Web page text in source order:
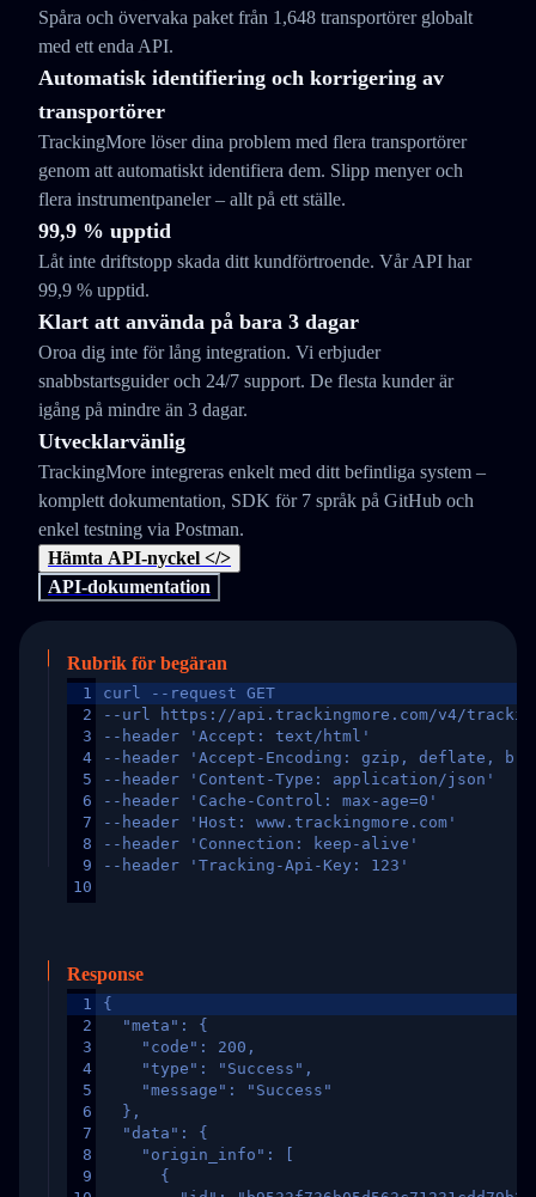
Spåra och övervaka paket från 1,648 transportörer globalt
med ett enda API.
Automatisk identifiering och korrigering av
transportörer
TrackingMore löser dina problem med flera transportörer
genom att automatiskt identifiera dem. Slipp menyer och
flera instrumentpaneler – allt på ett ställe.
99,9 % upptid
Låt inte driftstopp skada ditt kundförtroende. Vår API har
99,9 % upptid.
Klart att använda på bara 3 dagar
Oroa dig inte för lång integration. Vi erbjuder
snabbstartsguider och 24/7 support. De flesta kunder är
igång på mindre än 3 dagar.
Utvecklarvänlig
TrackingMore integreras enkelt med ditt befintliga system –
komplett dokumentation, SDK för 7 språk på GitHub och
enkel testning via Postman.
Hämta API-nyckel </>
API-dokumentation
Rubrik för begäran
1
2
3
4
5
6
7
8
9
10
curl --request GET
--url https://api.trackingmore.com/v4/trackings/
--header 'Accept: text/html'
--header 'Accept-Encoding: gzip, deflate,
--header 'Content-Type: application/json'
--header 'Cache-Control: max-age=0'
--header 'Host: www.trackingmore.com'
--header 'Connection: keep-alive'
--header 'Tracking-Api-Key: 123'
Response
1
2
3
4
5
6
7
8
9
{
  "meta": {
    "code": 200,
    "type": "Success",
    "message": "Success"
  },
  "data": {
    "origin_info": [
      {